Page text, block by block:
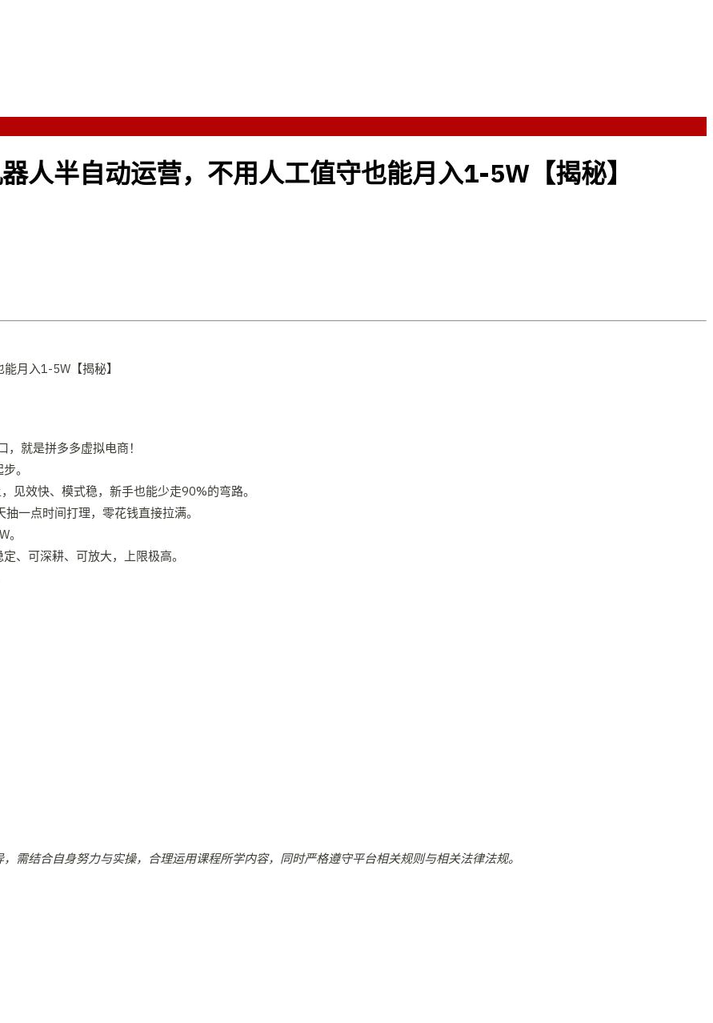
人半自动运营，不用人工值守也能月入1-5W【揭秘】
就是拼多多虚拟电商！
。
见效快、模式稳，新手也能少走90%的弯路。
一点时间打理，零花钱直接拉满。
。
、可深耕、可放大，上限极高。
需结合自身努力与实操，合理运用课程所学内容，同时严格遵守平台相关规则与相关法律法规。